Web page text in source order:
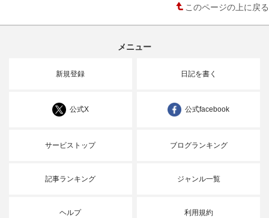
このページの上に戻る
メニュー
新規登録 日記を書く
公式X 公式facebook
サービストップ ブログランキング
記事ランキング ジャンル一覧
ヘルプ 利用規約